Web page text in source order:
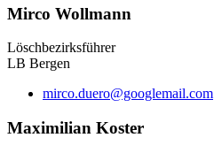
Mirco Wollmann
Löschbezirksführer
LB Bergen
mirco.duero@googlemail.com
Maximilian Koster